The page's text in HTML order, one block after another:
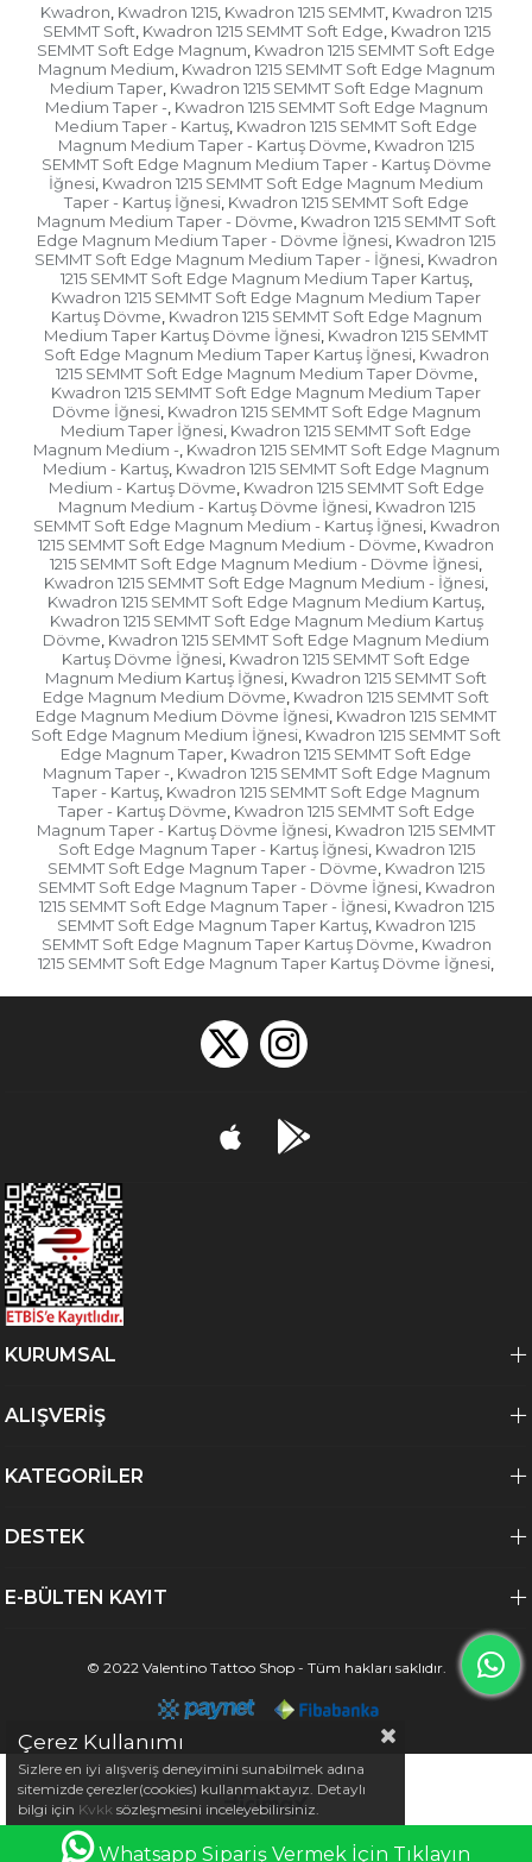
Tam membran
Tıbbi sınıf plastik
Olağanüstü mürekkep akışı
cerrahi paslanmaz çelik
EO Gazı Sterilize Edildi
Kutu Başına 20 Kartuş
Kwadron Kwadron 1215 Kwadron 1215 SEMMT Kwadron 1215
SEMMT Soft Kwadron 1215 SEMMT Soft Edge Kwadron 1215
SEMMT Soft Edge Magnum Kwadron 1215 SEMMT Soft Edge
Magnum Medium Kwadron 1215 SEMMT Soft Edge Magnum
Medium Taper, Kwadron 1215 SEMMT Soft Edge Magnum
Medium Taper - Kwadron 1215 SEMMT Soft Edge Magnum
Medium Taper - Kartuş Kwadron 1215 SEMMT Soft Edge
Magnum Medium Taper - Kartuş Dövme Kwadron 1215
SEMMT Soft Edge Magnum Medium Taper - Kartuş Dövme
İğnesi Kwadron 1215 SEMMT Soft Edge Magnum Medium
Taper - Kartuş İğnesi, Kwadron 1215 SEMMT Soft Edge
Magnum Medium Taper - Dövme Kwadron 1215 SEMMT Soft
Edge Magnum Medium Taper - Dövme İğnesi Kwadron 1215
SEMMT Soft Edge Magnum Medium Taper - İğnesi Kwadron
1215 SEMMT Soft Edge Magnum Medium Taper Kartuş,
Kwadron 1215 SEMMT Soft Edge Magnum Medium Taper
Kartuş Dövme Kwadron 1215 SEMMT Soft Edge Magnum
Medium Taper Kartuş Dövme İğnesi Kwadron 1215 SEMMT
Soft Edge Magnum Medium Taper Kartuş İğnesi, Kwadron
1215 SEMMT Soft Edge Magnum Medium Taper Dövme
Kwadron 1215 SEMMT Soft Edge Magnum Medium Taper
Dövme İğnesi, Kwadron 1215 SEMMT Soft Edge Magnum
Medium Taper İğnesi Kwadron 1215 SEMMT Soft Edge
Magnum Medium - Kwadron 1215 SEMMT Soft Edge Magnum
Medium - Kartuş Kwadron 1215 SEMMT Soft Edge Magnum
Medium - Kartuş Dövme Kwadron 1215 SEMMT Soft Edge
Magnum Medium - Kartuş Dövme İğnesi, Kwadron 1215
SEMMT Soft Edge Magnum Medium - Kartuş İğnesi, Kwadron
1215 SEMMT Soft Edge Magnum Medium - Dövme Kwadron
1215 SEMMT Soft Edge Magnum Medium - Dövme İğnesi
Kwadron 1215 SEMMT Soft Edge Magnum Medium - İğnesi
Kwadron 1215 SEMMT Soft Edge Magnum Medium Kartuş
Kwadron 1215 SEMMT Soft Edge Magnum Medium Kartuş
Dövme Kwadron 1215 SEMMT Soft Edge Magnum Medium
Kartuş Dövme İğnesi Kwadron 1215 SEMMT Soft Edge
Magnum Medium Kartuş İğnesi Kwadron 1215 SEMMT Soft
Edge Magnum Medium Dövme Kwadron 1215 SEMMT Soft
Edge Magnum Medium Dövme İğnesi Kwadron 1215 SEMMT
Soft Edge Magnum Medium İğnesi Kwadron 1215 SEMMT Soft
Edge Magnum Taper Kwadron 1215 SEMMT Soft Edge
Magnum Taper - Kwadron 1215 SEMMT Soft Edge Magnum
Taper - Kartuş Kwadron 1215 SEMMT Soft Edge Magnum
Taper - Kartuş Dövme Kwadron 1215 SEMMT Soft Edge
Magnum Taper - Kartuş Dövme İğnesi Kwadron 1215 SEMMT
Soft Edge Magnum Taper - Kartuş İğnesi, Kwadron 1215
SEMMT Soft Edge Magnum Taper - Dövme Kwadron 1215
SEMMT Soft Edge Magnum Taper - Dövme İğnesi, Kwadron
1215 SEMMT Soft Edge Magnum Taper - İğnesi, Kwadron 1215
SEMMT Soft Edge Magnum Taper Kartuş Kwadron 1215
SEMMT Soft Edge Magnum Taper Kartuş Dövme Kwadron
1215 SEMMT Soft Edge Magnum Taper Kartuş Dövme İğnesi
KURUMSAL
ALIŞVERİŞ
KATEGORİLER
DESTEK
E-BÜLTEN KAYIT
© 2022 Valentino Tattoo Shop - Tüm hakları saklıdır.
Whatsapp Sipariş Vermek İçin Tıklayın
Çerez Kullanımı
Sizlere en iyi alışveriş deneyimini sunabilmek adına
sitemizde çerezler(cookies) kullanmaktayız. Detaylı
bilgi için Kvkk sözleşmesini inceleyebilirsiniz.